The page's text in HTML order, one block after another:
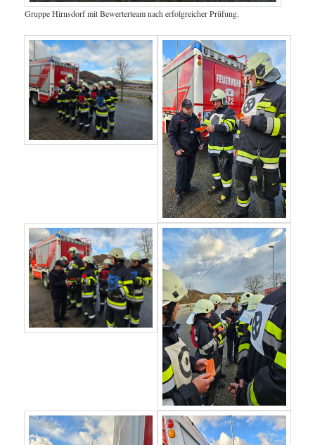
Gruppe Hirnsdorf mit Bewerterteam nach erfolgreicher Prüfung.